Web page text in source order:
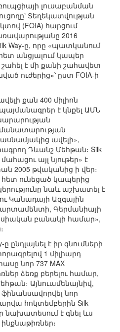
լուսաբանման
Տեղեկատվության
(FOIA) հարցում
2016
Way-ը, որը «պատկանում
անցյալում կապեր
շահել է մի քանի շահավետ
ուժերից»՝ ըստ FOIA-ի
քան 400 միլիոն
է կնքել ԱՄՆ
ավելի»,
Դևանշ Մեհթան։ Silk
այլ նյութեր» է
2005 թվականից ի վեր։
ունեցած կապերից
նաև աշխատել է
Կանադայի Ազգային
Գերմանիայի
բանակի համար»,
ընդլայնել է իր գնումների
1 միլիարդ
նոր 737 MAX
ձեռք բերելու համար,
Այնուամենայնիվ,
ֆինանսավորվել նոր
հոկտեմբերին Silk
նախատեսում է գնել ևս